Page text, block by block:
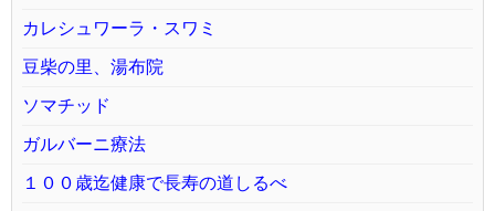
カレシュワーラ・スワミ
豆柴の里、湯布院
ソマチッド
ガルバーニ療法
１００歳迄健康で長寿の道しるべ